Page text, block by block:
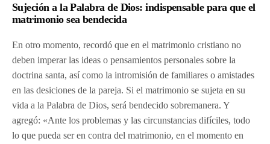
Sujeción a la Palabra de Dios: indispensable para que el
matrimonio sea bendecida
En otro momento, recordó que en el matrimonio cristiano no
deben imperar las ideas o pensamientos personales sobre la
doctrina santa, así como la intromisión de familiares o amistades
en las desiciones de la pareja. Si el matrimonio se sujeta en su
vida a la Palabra de Dios, será bendecido sobremanera. Y
agregó: «Ante los problemas y las circunstancias difíciles, todo
lo que pueda ser en contra del matrimonio, en el momento en